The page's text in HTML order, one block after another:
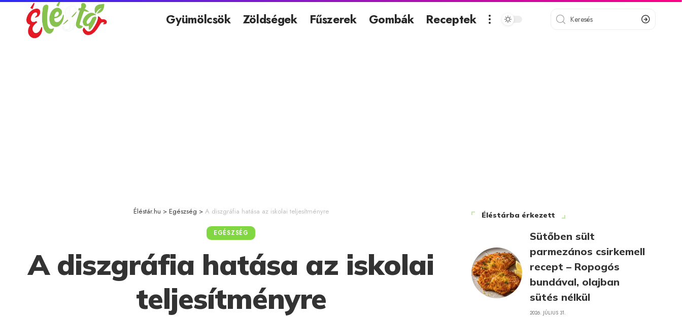
Gyümölcsök Zöldségek Fűszerek Gombák Receptek
Éléstár.hu > Egészség > A diszgráfia hatása az iskolai teljesítményre
EGÉSZSÉG
A diszgráfia hatása az iskolai
teljesítményre
Éléstárba érkezett
Sütőben sült
parmezános csirkemell
recept – Ropogós
bundával, olajban
sütés nélkül
2026. JÚLIUS 31.